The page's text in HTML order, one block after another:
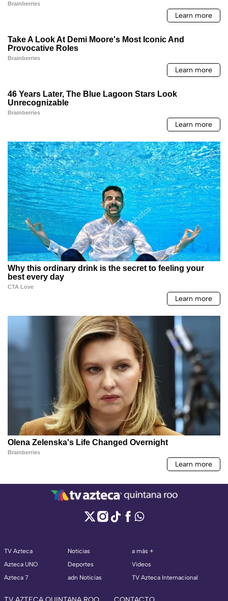
TV Azteca
Azteca UNO
Azteca 7
Noticias
Deportes
adn Noticias
a más +
Videos
TV Azteca Internacional